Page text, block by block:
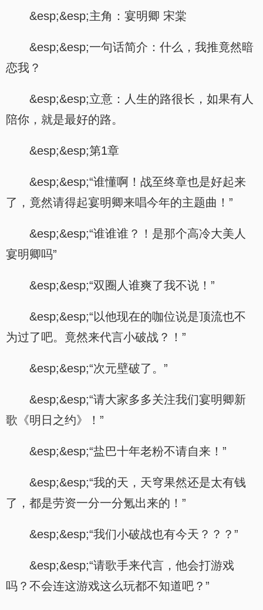
&esp;&esp;主角：宴明卿 宋棠
&esp;&esp;一句话简介：什么，我推竟然暗
恋我？
&esp;&esp;立意：人生的路很长，如果有人
陪你，就是最好的路。
&esp;&esp;第1章
&esp;&esp;“谁懂啊！战至终章也是好起来
了，竟然请得起宴明卿来唱今年的主题曲！”
&esp;&esp;“谁谁谁？！是那个高冷大美人
宴明卿吗”
&esp;&esp;“双圈人谁爽了我不说！”
&esp;&esp;“以他现在的咖位说是顶流也不
为过了吧。竟然来代言小破战？！”
&esp;&esp;“次元壁破了。”
&esp;&esp;“请大家多多关注我们宴明卿新
歌《明日之约》！”
&esp;&esp;“盐巴十年老粉不请自来！”
&esp;&esp;“我的天，天穹果然还是太有钱
了，都是劳资一分一分氪出来的！”
&esp;&esp;“我们小破战也有今天？？？”
&esp;&esp;“请歌手来代言，他会打游戏
吗？不会连这游戏这么玩都不知道吧？”